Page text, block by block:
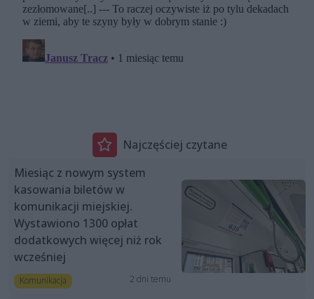
Najczęściej czytane
Miesiąc z nowym system
kasowania biletów w
komunikacji miejskiej.
Wystawiono 1300 opłat
dodatkowych więcej niż rok
wcześniej
Komunikacja 2 dni temu